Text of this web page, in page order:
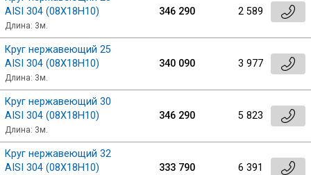
Сетка кладочная
Круги абразивные
Скобо-гибочные изделия
AISI 304 (08Х18Н10)
Длина: 3м.
346 290 2 589
Круг нержавеющий 25
AISI 304 (08Х18Н10)
Длина: 3м.
340 090 3 977
Круг нержавеющий 30
AISI 304 (08Х18Н10)
Длина: 3м.
346 290 5 823
Круг нержавеющий 32
AISI 304 (08Х18Н10)
333 790 6 391